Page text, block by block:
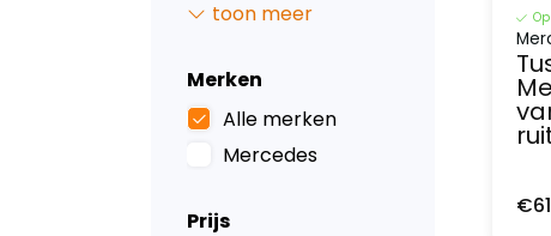
Led verlichting
Tussenwanden
Laadvloeren
Deurpanelen
toon meer
Merken
Alle merken
Mercedes
Prijs